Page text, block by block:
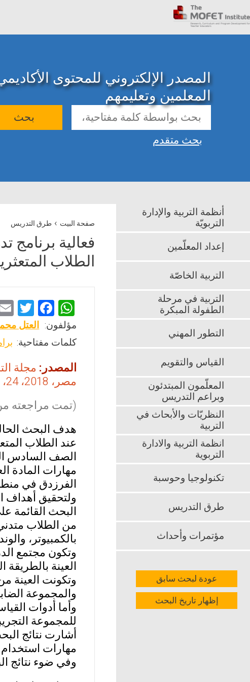
المصدر الإلكتروني للمحتوى
المعلمين وتعليمهم
بحث
بحث متقدم
صفحة البيت › طرق التدريس
فعالية برنامج
الطلاب
W
h
at
A
p
p
F
a
ce
o
o
k
T
wi
tt
er
مؤلفون: العتل
كلمات مفتاحية:
المصدر: مجلة
مصر، 2018، 24، 302-326
(تمت مراجعته
هدف البحث
عند الطلاب
الصف السادس
الفرزدق في
ولتحقيق أهداف
البحث القائمة
من الطلاب
بالكمبيوتر،
وتكون مجتمع
العينة
والمجموعة الضابطة (27)، وقام معلم واحد
وأما أدوات
للمجموعة
أشارت نتائج
مهارات
وفي ضوء نتائج
أنظمة التربية والإدارة
التربويّة
إعداد المعلّمين
التربية الخاصّة
التربية في مرحلة
الطفولة المبكرة
التطور المهني
القياس والتقويم
المعلّمون المبتدئون
وبراعم التدريس
النظريّات والأبحاث في
التربية
انظمة التربية والادارة
التربوية
تكنولوجيا وحوسبة
طرق التدريس
مؤتمرات وأحداث
عودة لبحث سابق
إظهار تاريخ البحث